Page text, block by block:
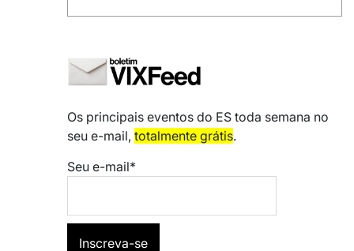
Os principais eventos do ES toda semana no
seu e-mail, totalmente grátis.
Seu e-mail*